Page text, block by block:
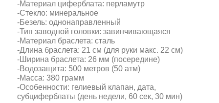
-Материал циферблата: перламутр
-Стекло: минеральное
-Безель: однонаправленный
-Тип заводной головки: завинчивающаяся
-Материал браслета: сталь
-Длина браслета: 21 см (для руки макс. 22 см)
-Ширина браслета: 26 мм (посередине)
-Водозащита: 500 метров (50 атм)
-Масса: 380 грамм
-Особенности: гелиевый клапан, дата,
субциферблаты (день недели, 60 сек, 30 мин)